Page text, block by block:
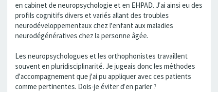
en cabinet de neuropsychologie et en EHPAD. J'ai ainsi eu des
profils cognitifs divers et variés allant des troubles
neurodéveloppementaux chez l'enfant aux maladies
neurodégénératives chez la personne âgée.
Les neuropsychologues et les orthophonistes travaillent
souvent en pluridisciplinarité. Je jugeais donc les méthodes
d'accompagnement que j'ai pu appliquer avec ces patients
comme pertinentes. Dois-je éviter d'en parler ?